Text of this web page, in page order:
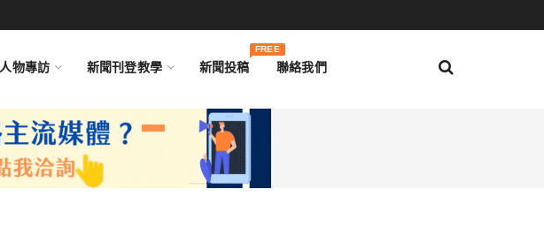
人物專訪 新聞刊登教學 新聞投稿
FREE
聯絡我們